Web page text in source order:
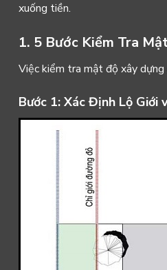
xuống tiền.
1. 5 Bước Kiểm Tra
Việc kiểm tra mật độ xây
Bước 1: Xác Định Lộ Giới